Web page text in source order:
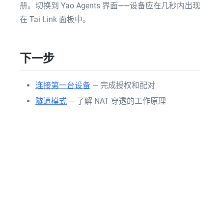
册。切换到 Yao Agents 界面——设备应在几秒内出现
在 Tai Link 面板中。
下一步
连接第一台设备 — 完成授权和配对
隧道模式 — 了解 NAT 穿透的工作原理